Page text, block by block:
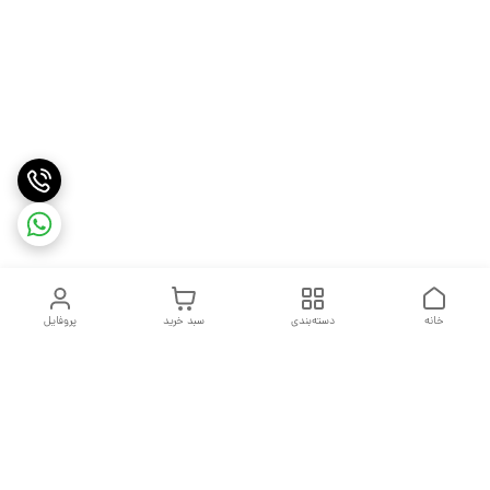
پروفایل سبد خرید دسته‌بندی خانه